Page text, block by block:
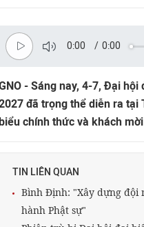
0:00 / 0:00
- Sáng nay, 4-7, Đại
đã trọng thể diễn ra tại
chính thức và khách
TIN LIÊN QUAN
Bình Định: "Xây dựng đội
hành Phật sự"